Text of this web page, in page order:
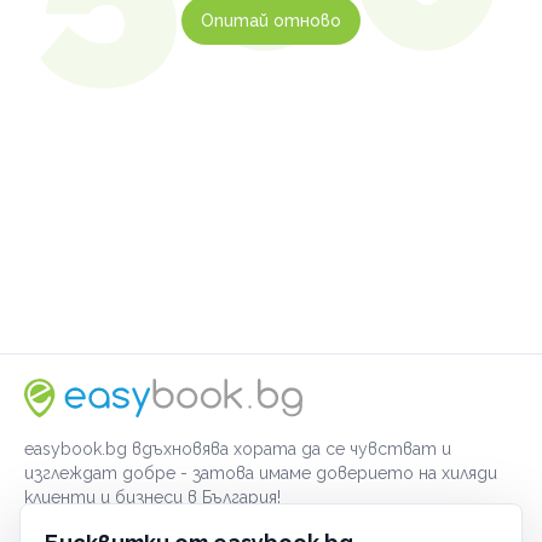
Опитай отново
easybook.bg вдъхновява хората да се чувстват и
изглеждат добре - затова имаме доверието на хиляди
клиенти и бизнеси в България!